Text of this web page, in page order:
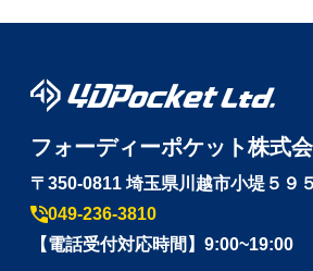
フォーディーポケット株式
〒350-0811 埼玉県川越市小堤５９
049-236-3810
【電話受付対応時間】9:00~19:00